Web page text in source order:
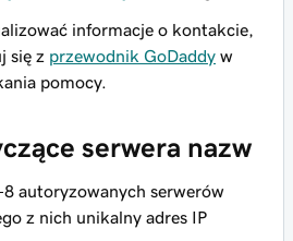
informacje o kontakcie,
się z przewodnik GoDaddy w
pomocy.
serwera nazw
autoryzowanych serwerów
z nich unikalny adres IP